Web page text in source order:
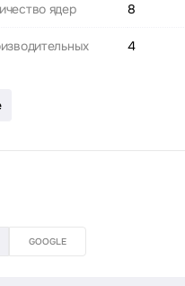
ядер 8
4
GOOGLE